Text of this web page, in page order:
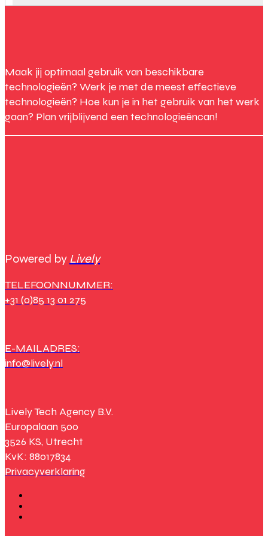
Maak jij optimaal gebruik van beschikbare
technologieën? Werk je met de meest effectieve
technologieën? Hoe kun je in het gebruik van het werk
gaan? Plan vrijblijvend een technologieëncan!
Powered by Lively
TELEFOONNUMMER:
+31 (0)85 13 01 275
E-MAILADRES:
info@lively.nl
Lively Tech Agency B.V.
Europalaan 500
3526 KS, Utrecht
KvK: 88017834
Privacyverklaring